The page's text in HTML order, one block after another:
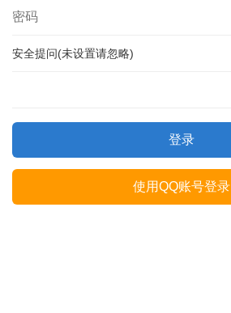
安全提问(未设置请忽略)
登录
使用QQ账号登录